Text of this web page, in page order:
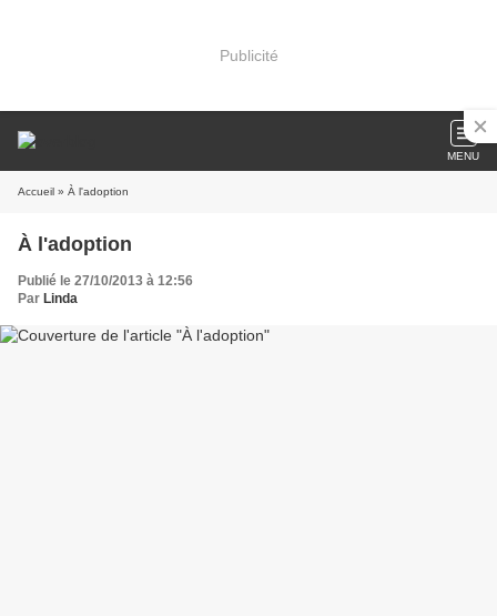
Publicité
MENU
Accueil » À l'adoption
À l'adoption
Publié le 27/10/2013 à 12:56
Par Linda